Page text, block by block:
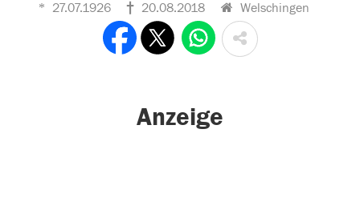
27.07.1926 20.08.2018 Welschingen
Anzeige